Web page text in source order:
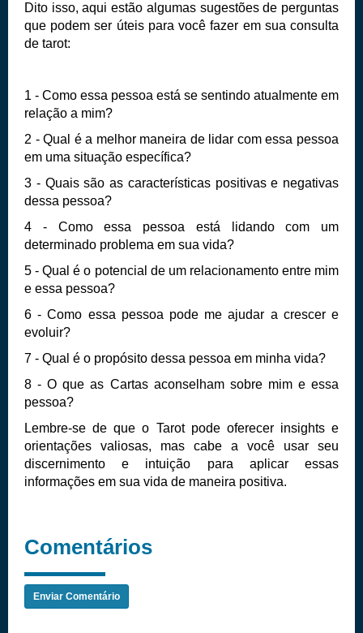
Dito isso, aqui estão algumas sugestões de perguntas
que podem ser úteis para você fazer em sua consulta
de tarot:
1 - Como essa pessoa está se sentindo atualmente em
relação a mim?
2 - Qual é a melhor maneira de lidar com essa pessoa
em uma situação específica?
3 - Quais são as características positivas e negativas
dessa pessoa?
4 - Como essa pessoa está lidando com um
determinado problema em sua vida?
5 - Qual é o potencial de um relacionamento entre mim
e essa pessoa?
6 - Como essa pessoa pode me ajudar a crescer e
evoluir?
7 - Qual é o propósito dessa pessoa em minha vida?
8 - O que as Cartas aconselham sobre mim e essa
pessoa?
Lembre-se de que o Tarotpode oferecer insights e
orientações valiosas, mas cabe a você usar seu
discernimento e intuição para aplicar essas
informações em sua vida de maneira positiva.
Comentários
Enviar Comentário